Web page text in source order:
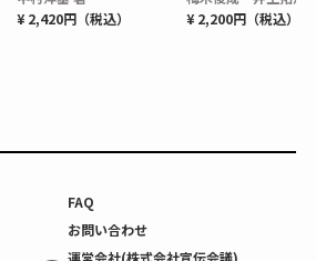
¥ 2,420円（税込）
¥ 2,200円（税込）
FAQ
お問い合わせ